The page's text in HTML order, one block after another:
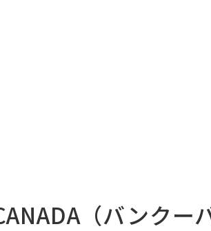
（バンクーバ